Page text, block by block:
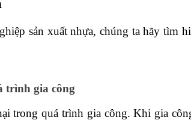
sản xuất nhựa, chúng ta hãy tìm
trình gia công
trong quá trình gia công. Khi gia